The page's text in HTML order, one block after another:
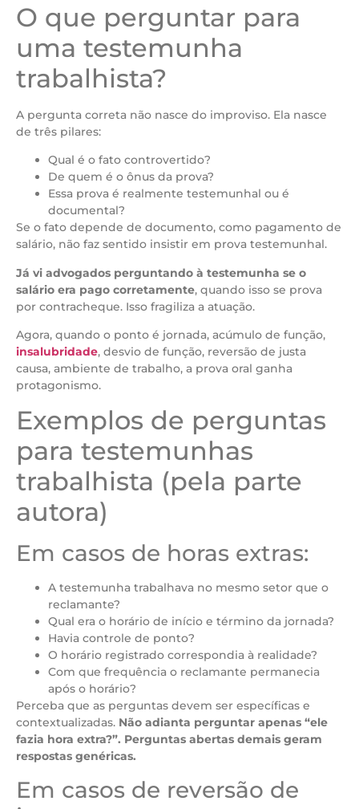
O que perguntar para
uma testemunha
trabalhista?
A pergunta correta não nasce do improviso. Ela nasce
de três pilares:
Qual é o fato controvertido?
De quem é o ônus da prova?
Essa prova é realmente testemunhal ou é
documental?
Se o fato depende de documento, como pagamento de
salário, não faz sentido insistir em prova testemunhal.
Já vi advogados perguntando à testemunha se o
salário era pago corretamente, quando isso se prova
por contracheque. Isso fragiliza a atuação.
Agora, quando o ponto é jornada, acúmulo de função,
insalubridade, desvio de função, reversão de justa
causa, ambiente de trabalho, a prova oral ganha
protagonismo.
Exemplos de perguntas
para testemunhas
trabalhista (pela parte
autora)
Em casos de horas extras:
A testemunha trabalhava no mesmo setor que o
reclamante?
Qual era o horário de início e término da jornada?
Havia controle de ponto?
O horário registrado correspondia à realidade?
Com que frequência o reclamante permanecia
após o horário?
Perceba que as perguntas devem ser específicas e
contextualizadas. Não adianta perguntar apenas “ele
fazia hora extra?”. Perguntas abertas demais geram
respostas genéricas.
Em casos de reversão de